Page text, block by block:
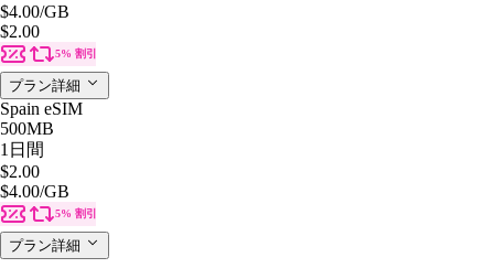
$4.00/GB
$2.00
5% 割引
プラン詳細
Spain eSIM
500MB
1日間
$2.00
$4.00/GB
5% 割引
プラン詳細